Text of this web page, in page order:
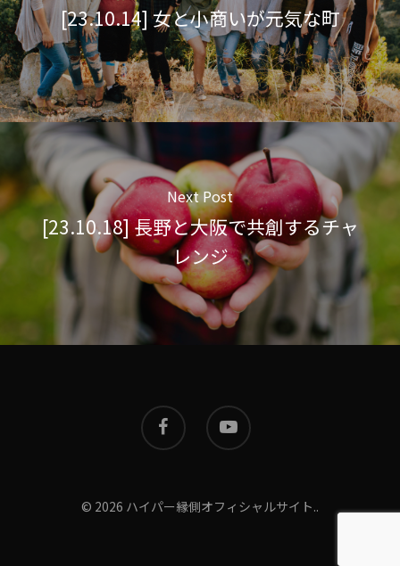
[23.10.14] 女と小商いが元気な町
Next Post
[23.10.18] 長野と大阪で共創するチャ
レンジ
© 2026 ハイパー縁側オフィシャルサイト..